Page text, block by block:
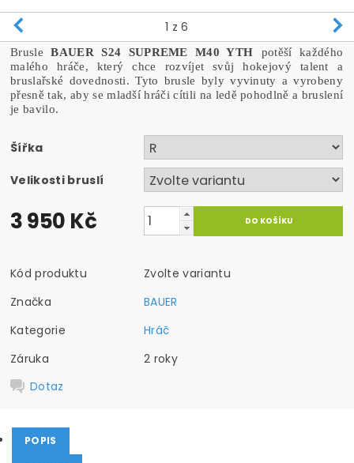
1 z 6
BrusleBAUER S24 SUPREME M40 YTH potěší každého
malého hráče, který chce rozvíjet svůj hokejový talent a
bruslařské dovednosti. Tyto brusle byly vyvinuty a vyrobeny
přesně tak, aby se mladší hráči cítili na ledě pohodlně a bruslení
je bavilo.
Šířka
Velikosti bruslí
3 950 Kč
Kód produktu
Zvolte variantu
Značka
BAUER
Kategorie
Hráč
Záruka
2 roky
Dotaz
POPIS